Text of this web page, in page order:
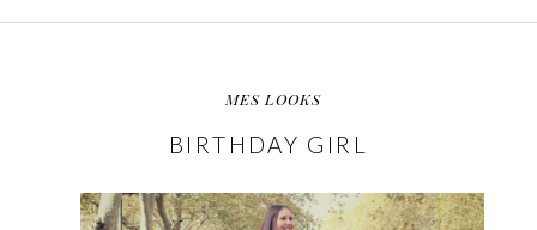
MES LOOKS
BIRTHDAY GIRL